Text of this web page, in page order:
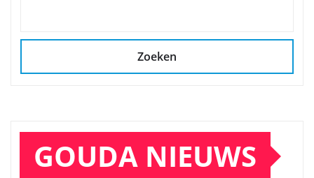
Zoeken
GOUDA NIEUWS